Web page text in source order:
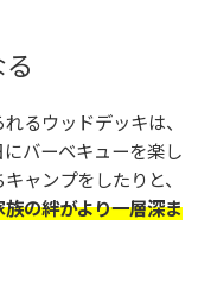
るウッドデッキは、
バーベキューを楽し
ャンプをしたりと、
の絆がより一層深ま